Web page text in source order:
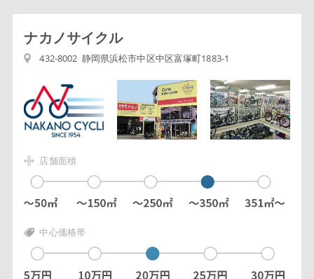
ナカノサイクル
432-8002 静岡県浜松市中区中区富塚町1883-1
店舗面積
中心価格帯